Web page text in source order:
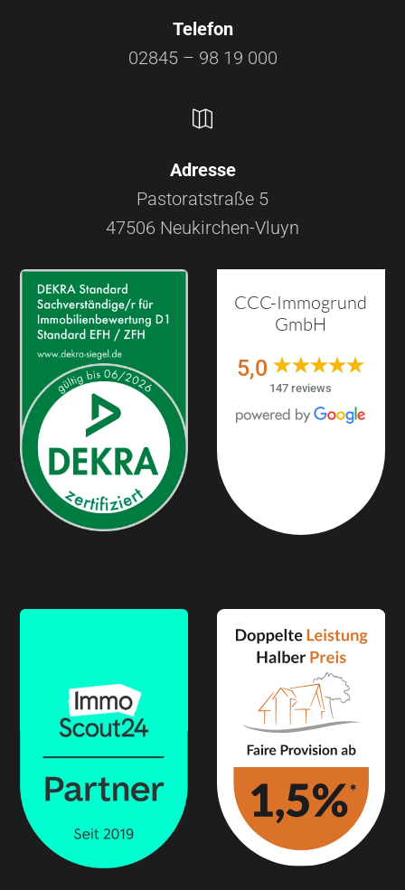
Telefon
02845 – 98 19 000

Adresse
Pastoratstraße 5
47506 Neukirchen-Vluyn
CCC-Immogrund
GmbH
5,0
147 reviews